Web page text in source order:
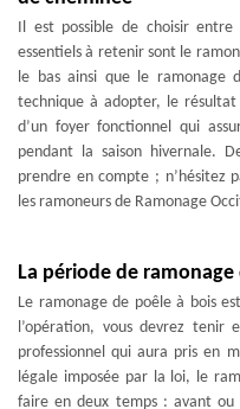
Il est possible de choisir entre
essentiels à retenir sont le
le bas ainsi que le ramonage
technique à adopter, le
d’un foyer fonctionnel qui
pendant la saison hivernale.
prendre en compte ; n’hésitez
les ramoneurs de Ramonage
La période de
Le ramonage de poêle à bois
l’opération, vous devrez
professionnel qui aura pris en
légale imposée par la loi, le
faire en deux temps : avant ou